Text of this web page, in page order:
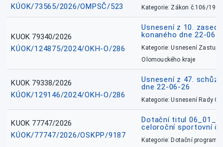
KÚOK/73565/2026/OMPSČ/523
Kategorie: Zákon č.106/1999
KUOK 79340/2026
KÚOK/124875/2024/OKH-O/286
Usnesení z 10.
konaného dne 22-06-
Kategorie: Usnesení
Olomouckého kraje
KUOK 79338/2026
KÚOK/129146/2024/OKH-O/286
Usnesení z 47.
dne 22-06-26
Kategorie: Usnesení Rady
KUOK 77747/2026
KÚOK/77747/2026/OSKPP/9187
Dotační titul
celoroční sportovní
Kategorie: Dotační